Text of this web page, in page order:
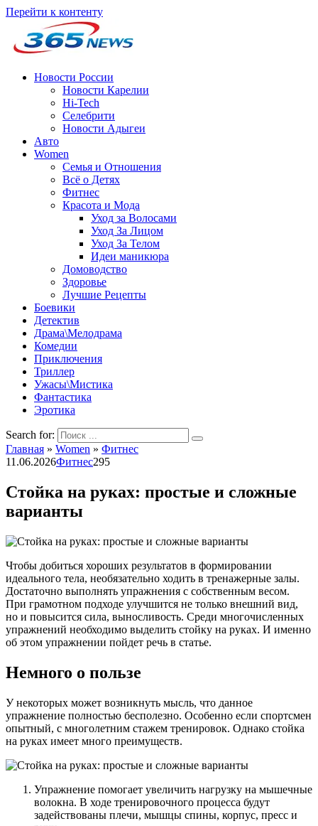
Перейти к контенту
Новости России
Новости Карелии
Hi-Tech
Селебрити
Новости Адыгеи
Авто
Women
Семья и Отношения
Всё о Детях
Фитнес
Красота и Мода
Уход за Волосами
Уход За Лицом
Уход За Телом
Идеи маникюра
Домоводство
Здоровье
Лучшие Рецепты
Боевики
Детектив
Драма\Мелодрама
Комедии
Приключения
Триллер
Ужасы\Мистика
Фантастика
Эротика
Search for:
Главная » Women » Фитнес
11.06.2026Фитнес295
Стойка на руках: простые и сложные
варианты
Чтобы добиться хороших результатов в формировании
идеального тела, необязательно ходить в тренажерные залы.
Достаточно выполнять упражнения с собственным весом.
При грамотном подходе улучшится не только внешний вид,
но и повысится сила, выносливость. Среди многочисленных
упражнений необходимо выделить стойку на руках. И именно
об этом упражнении пойдет речь в статье.
Немного о пользе
У некоторых может возникнуть мысль, что данное
упражнение полностью бесполезно. Особенно если спортсмен
опытный, с многолетним стажем тренировок. Однако стойка
на руках имеет много преимуществ.
Упражнение помогает увеличить нагрузку на мышечные
волокна. В ходе тренировочного процесса будут
задействованы плечи, мышцы спины, корпус, пресс и